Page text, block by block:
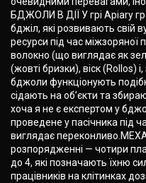
БДЖОЛИ В ДІЇ У грі Apiary
бджіл, які розвивають свій
ресурси під час міжзоряної
волокно (що виглядає як
(жовті бризки), віск (Rollos)
бджоли функціонують
сідають на об’єкти та
хоча я не є експертом у
проведене у пасічника під
виглядає
розпорядженні — чотири
до 4, які позначають їхню
працівників на клітинках